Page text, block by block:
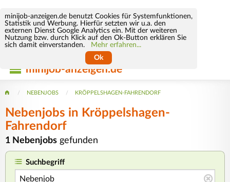
minijob-anzeigen.de benutzt Cookies für Systemfunktionen,
Statistik und Werbung. Hierfür setzten wir u.a. den
externen Dienst Google Analytics ein. Mit der weiteren
Nutzung bzw. durch Klick auf den Ok-Button erklären Sie
sich damit einverstanden.
Mehr erfahren...
Ok
minijob-anzeigen.de
NEBENJOBS KRÖPPELSHAGEN-FAHRENDORF
Nebenjobs in Kröppelshagen-
Fahrendorf
1 Nebenjobs gefunden
Suchbegriff